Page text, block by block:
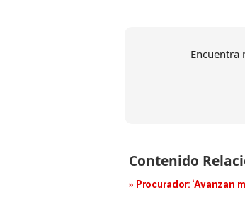
Encuentra
Procurador: ‘Avanzan